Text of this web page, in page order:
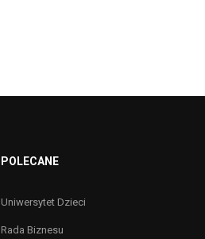
POLECANE
Uniwersytet Dzieci
Rada Biznesu